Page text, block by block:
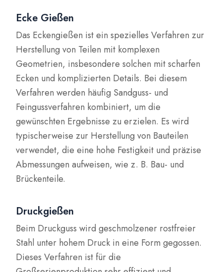
Ecke Gießen
Das Eckengießen ist ein spezielles Verfahren zur
Herstellung von Teilen mit komplexen
Geometrien, insbesondere solchen mit scharfen
Ecken und komplizierten Details. Bei diesem
Verfahren werden häufig Sandguss- und
Feingussverfahren kombiniert, um die
gewünschten Ergebnisse zu erzielen. Es wird
typischerweise zur Herstellung von Bauteilen
verwendet, die eine hohe Festigkeit und präzise
Abmessungen aufweisen, wie z. B. Bau- und
Brückenteile.
Druckgießen
Beim Druckguss wird geschmolzener rostfreier
Stahl unter hohem Druck in eine Form gegossen.
Dieses Verfahren ist für die